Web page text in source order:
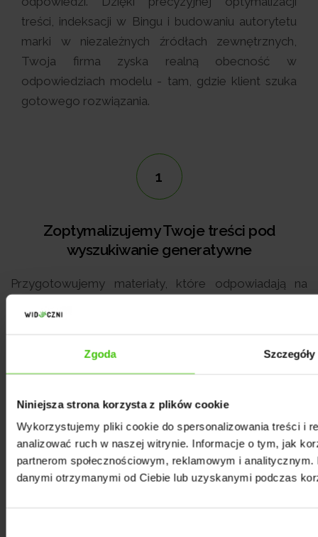
Zgoda Szczegóły
Niniejsza strona korzysta z plików cookie
Wykorzystujemy pliki cookie do spersonalizowania treści i
analizować ruch w naszej witrynie. Informacje o tym, jak
partnerom społecznościowym, reklamowym i
danymi otrzymanymi od Ciebie lub uzyskanymi podczas
treści, indeksacji w Bingu i budowaniu autorytetu
marki w niezależnych źródłach zewnętrznych,
Twoja firma zyska realną obecność w
odpowiedziach modelu - tam, gdzie klient szuka
gotowego rozwiązania.
1
Zoptymalizujemy Twoje treści pod
wyszukiwanie generatywne
Przygotowujemy materiały, które odpowiadają na
adresowały intencje użytkowników, co zwiększa
odpowiedzi przez algorytm.
2